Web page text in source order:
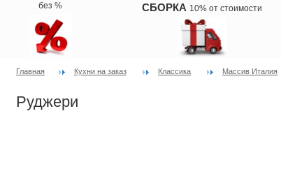
без % СБОРКА 10% от стоимости
Главная Кухни на заказ Классика Массив Италия
Руджери